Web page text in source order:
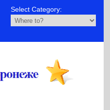
Select Category: